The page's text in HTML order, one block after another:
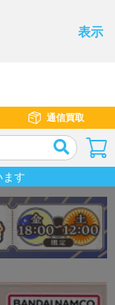
表示
通信買取
ます